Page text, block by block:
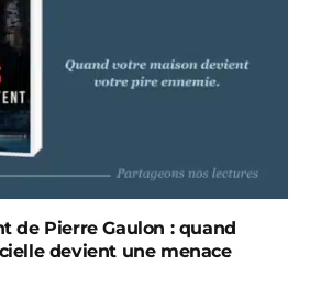
de Pierre Gaulon : quand
devient une menace